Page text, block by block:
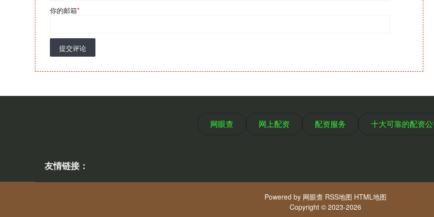
你的邮箱*
提交评论
网眼查 网上配资 配资服务 十大可靠的配资
友情链接：
Powered by 网眼查 RSS地图 HTML地图
Copyright © 2023-2026